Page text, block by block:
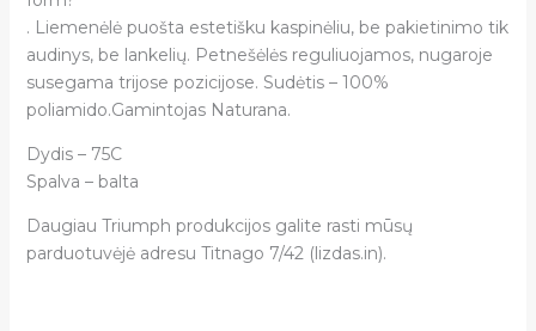
. Liemenėlė puošta estetišku kaspinėliu, be pakietinimo tik
audinys, be lankelių. Petnešėlės reguliuojamos, nugaroje
susegama trijose pozicijose. Sudėtis – 100%
poliamido.Gamintojas Naturana.
Dydis – 75C
Spalva – balta
Daugiau Triumph produkcijos galite rasti mūsų
parduotuvėjė adresu Titnago 7/42 (lizdas.in).